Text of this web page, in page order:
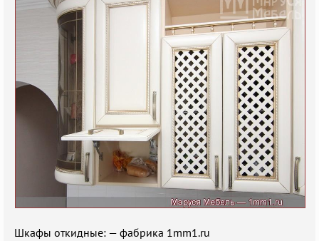
Шкафы откидные: — фабрика 1mm1.ru